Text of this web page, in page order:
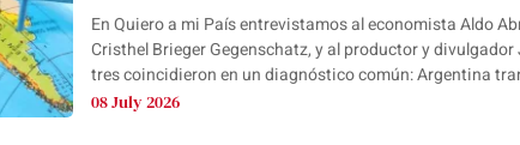
En Quiero a mi País entrevistamos al economista Aldo
Cristhel Brieger Gegenschatz, y al productor y
tres coincidieron en un diagnóstico común: Argentina
08 July 2026